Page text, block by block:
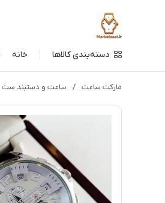
دسته‌بندی کالاها خانه
مارکت ساعت / ساعت و دستبند ست